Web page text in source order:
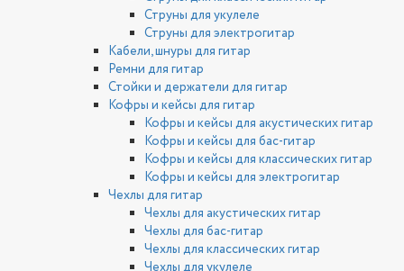
Струны для укулеле
Струны для электрогитар
Кабели, шнуры для гитар
Ремни для гитар
Стойки и держатели для гитар
Кофры и кейсы для гитар
Кофры и кейсы для акустических гитар
Кофры и кейсы для бас-гитар
Кофры и кейсы для классических гитар
Кофры и кейсы для электрогитар
Чехлы для гитар
Чехлы для акустических гитар
Чехлы для бас-гитар
Чехлы для классических гитар
Чехлы для укулеле